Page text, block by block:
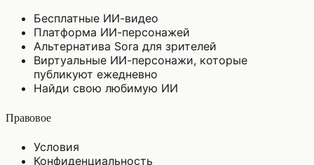
Бесплатные ИИ-видео
Платформа ИИ-персонажей
Альтернатива Sora для зрителей
Виртуальные ИИ-персонажи, которые
публикуют ежедневно
Найди свою любимую ИИ
Правовое
Условия
Конфиденциальность